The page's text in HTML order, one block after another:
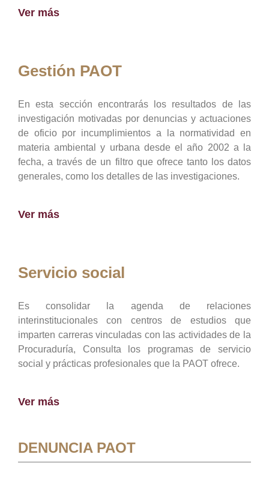
Ver más
Gestión PAOT
En esta sección encontrarás los resultados de las
investigación motivadas por denuncias y actuaciones
de oficio por incumplimientos a la normatividad en
materia ambiental y urbana desde el año 2002 a la
fecha, a través de un filtro que ofrece tanto los datos
generales, como los detalles de las investigaciones.
Ver más
Servicio social
Es consolidar la agenda de relaciones
interinstitucionales con centros de estudios que
imparten carreras vinculadas con las actividades de la
Procuraduría, Consulta los programas de servicio
social y prácticas profesionales que la PAOT ofrece.
Ver más
DENUNCIA PAOT